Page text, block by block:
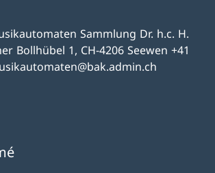
Sammlung Dr. h.c. H.
Bollhübel 1, CH-4206 Seewen +41